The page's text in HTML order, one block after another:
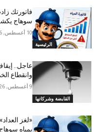
الرئيسية
فاتورتك
سوهاج
10 أغسطس, 2026
القابضة وشركاتها
عاجل..
وانقطاع
9 أغسطس, 2026
«لغز
بمياه سوهاج